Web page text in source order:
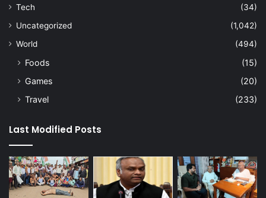
Tech
(34)
Uncategorized
(1,042)
World
(494)
Foods
(15)
Games
(20)
Travel
(233)
Last Modified Posts